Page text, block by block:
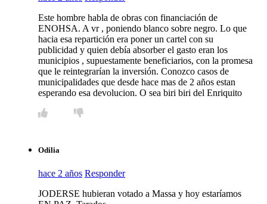
Este hombre habla de obras con financiación de
ENOHSA. A vr , poniendo blanco sobre negro. Lo que
hacia esa repartición era poner un cartel con su
publicidad y quien debía absorber el gasto eran los
municipios , supuestamente beneficiarios, con la promesa
que le reintegrarían la inversión. Conozco casos de
municipalidades que desde hace mas de 2 años estan
esperando esa devolucion. O sea biri biri del Enriquito
Odilia
hace 2 años Responder
JODERSE hubieran votado a Massa y hoy estaríamos